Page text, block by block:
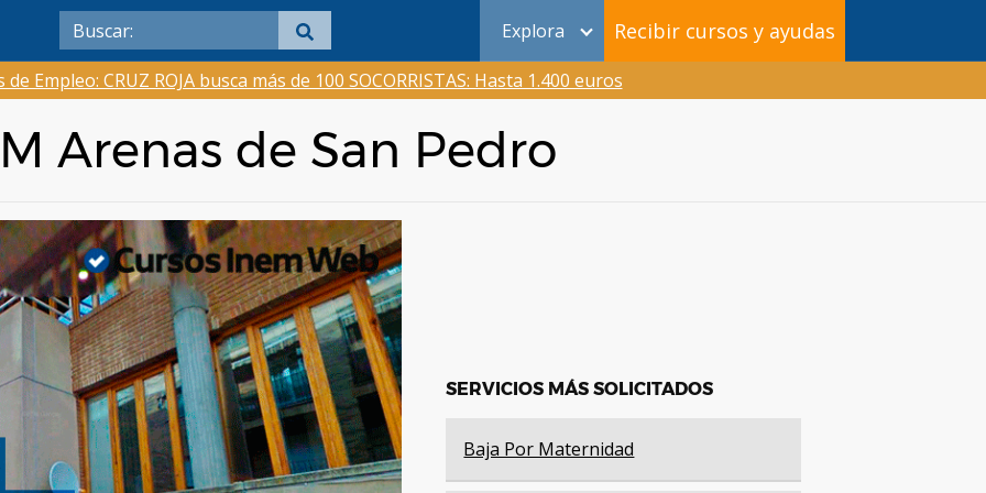
Explora Recibir cursos y ayudas
Empleo: CRUZ ROJA busca más de 100 SOCORRISTAS: Hasta 1.400 euros
Arenas de San Pedro
SERVICIOS MÁS SOLICITADOS
Baja Por Maternidad